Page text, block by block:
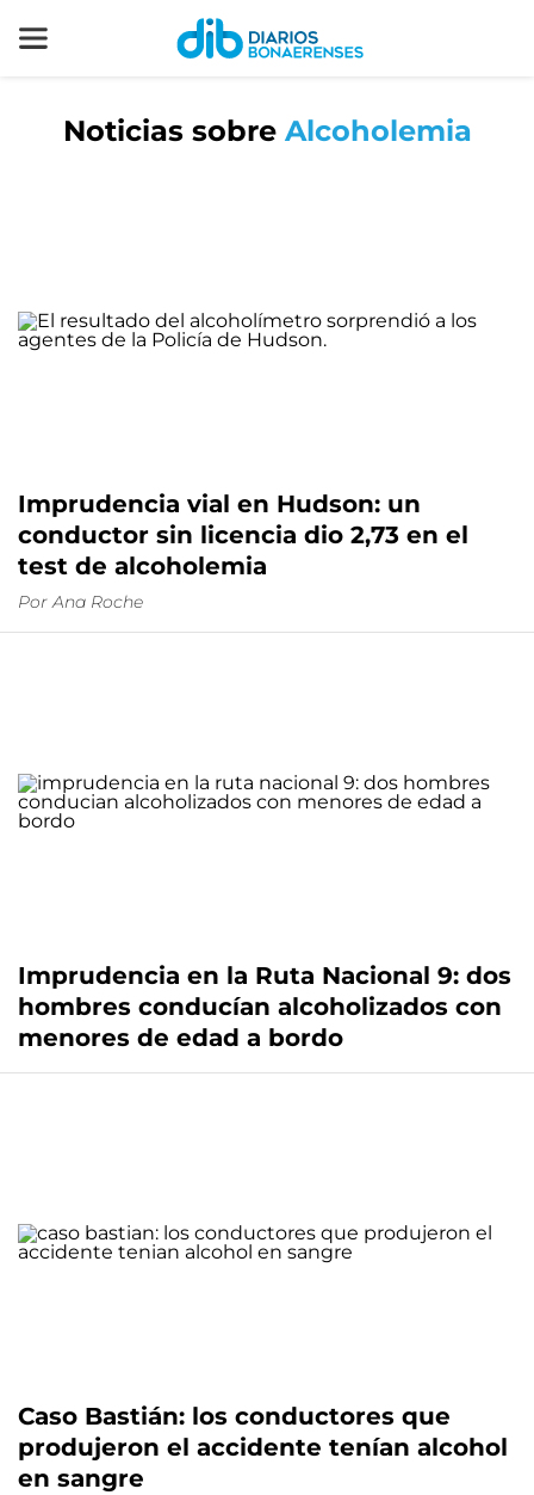
Noticias sobre Alcoholemia
Imprudencia vial en Hudson: un
conductor sin licencia dio 2,73 en el
test de alcoholemia
Por Ana Roche
Imprudencia en la Ruta Nacional 9: dos
hombres conducían alcoholizados con
menores de edad a bordo
Caso Bastián: los conductores que
produjeron el accidente tenían alcohol
en sangre